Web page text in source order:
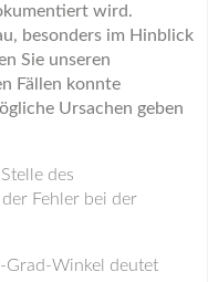
wird.
besonders im Hinblick
Sie unseren
Fällen konnte
Ursachen geben
des
Fehler bei der
Grad-Winkel deutet